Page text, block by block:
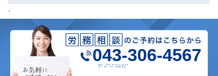
.
043-306-4567
受付：平日 9:00〜18:00
12：00～13：00昼休み